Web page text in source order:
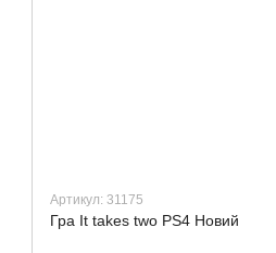
Артикул: 31175
Гра It takes two PS4 Новий